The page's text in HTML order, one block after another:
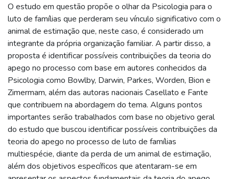
O estudo em questão propõe o olhar da Psicologia para o
luto de famílias que perderam seu vínculo significativo com o
animal de estimação que, neste caso, é considerado um
integrante da própria organização familiar. A partir disso, a
proposta é identificar possíveis contribuições da teoria do
apego no processo com base em autores conhecidos da
Psicologia como Bowlby, Darwin, Parkes, Worden, Bion e
Zimermam, além das autoras nacionais Casellato e Fante
que contribuem na abordagem do tema. Alguns pontos
importantes serão trabalhados com base no objetivo geral
do estudo que buscou identificar possíveis contribuições da
teoria do apego no processo de luto de famílias
multiespécie, diante da perda de um animal de estimação,
além dos objetivos específicos que atentaram-se em